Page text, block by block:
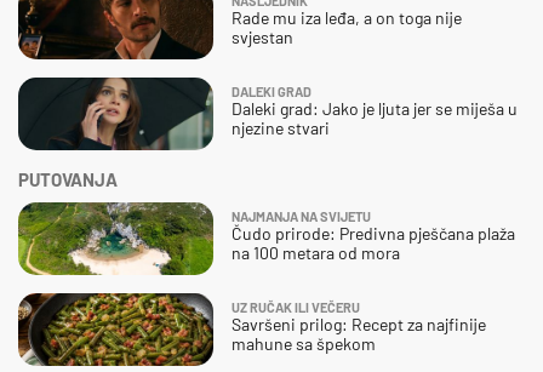
Rade mu iza leđa, a on toga nije
svjestan
DALEKI GRAD
Daleki grad: Jako je ljuta jer se miješa u
njezine stvari
PUTOVANJA
NAJMANJA NA SVIJETU
Čudo prirode: Predivna pješčana plaža
na 100 metara od mora
UZ RUČAK ILI VEČERU
Savršeni prilog: Recept za najfinije
mahune sa špekom